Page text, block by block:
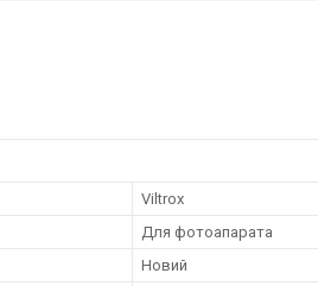
Viltrox
Для фотоапарата
Новий